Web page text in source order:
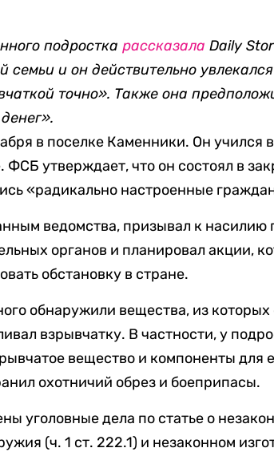
подросткарассказала Daily
семьи и он действительно увлекался
точно». Также она
в поселке Каменники. Он учился в
утверждает, что он состоял в
«радикально настроенные
ведомства, призывал к насилию
органов и планировал акции,
обстановку в стране.
обнаружили вещества, из которых
взрывчатку. В частности, у
вещество и компоненты для
охотничий обрез и боеприпасы.
уголовные дела по статье о
(ч. 1 ст. 222.1) и незаконном